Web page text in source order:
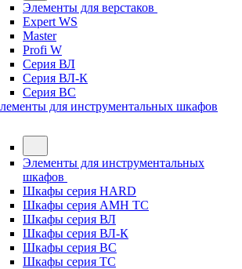
Элементы для верстаков
Expert WS
Master
Profi W
Серия ВЛ
Серия ВЛ-К
Серия ВС
для инструментальных шкафов
Элементы для инструментальных
шкафов
Шкафы серия HARD
Шкафы серия АМН ТС
Шкафы серия ВЛ
Шкафы серия ВЛ-К
Шкафы серия ВС
Шкафы серия ТС